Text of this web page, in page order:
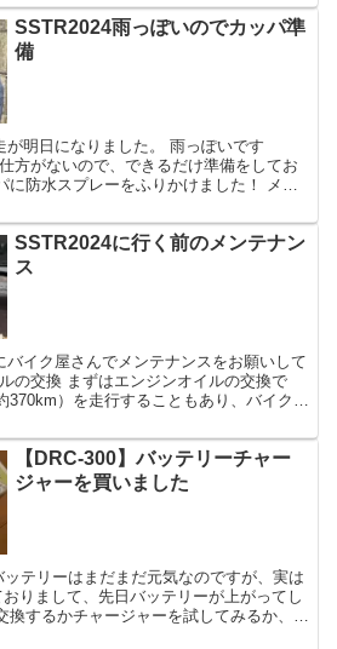
SSTR2024雨っぽいのでカッパ準
備
が明日になりました。 雨っぽいです
方がないので、できるだけ準備をしてお
に防水スプレーをふりかけました！ メイ
SSTR2024に行く前のメンテナン
ス
バイク屋さんでメンテナンスをお願いして
の交換 まずはエンジンオイルの交換で
）を走行することもあり、バイクシ
【DRC-300】バッテリーチャー
ジャーを買いました
テリーはまだまだ元気なのですが、実は
りまして、先日バッテリーが上がってし
換するかチャージャーを試してみるか、悩